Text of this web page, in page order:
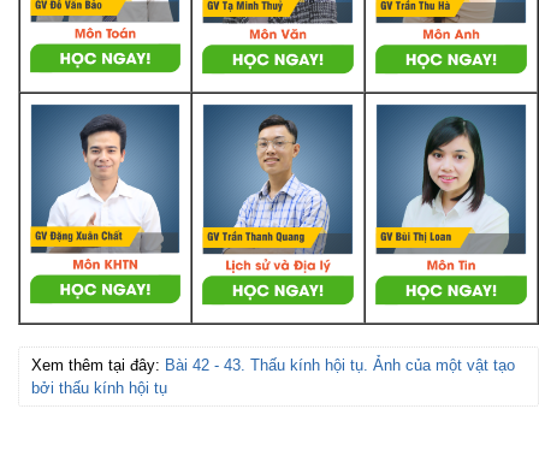
Xem thêm tại đây: Bài 42 - 43. Thấu kính hội tụ. Ảnh của một vật tạo
bởi thấu kính hội tụ